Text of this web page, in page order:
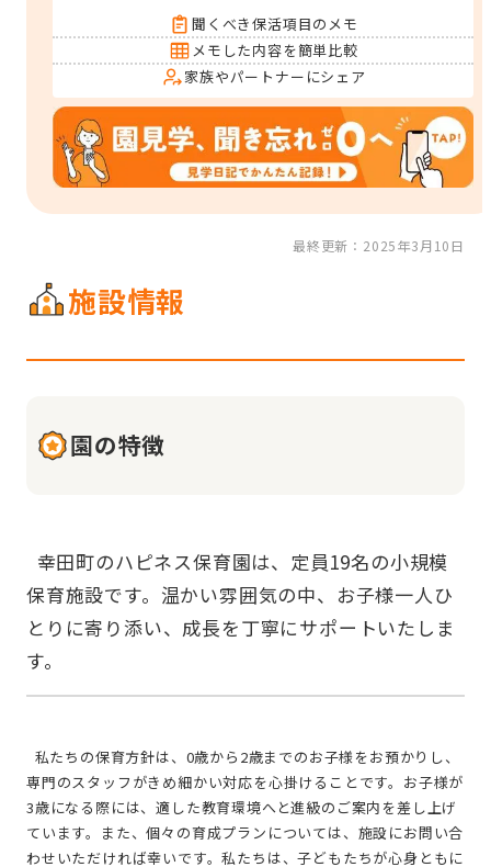
聞くべき保活項目のメモ
メモした内容を簡単比較
家族やパートナーにシェア
最終更新：2025年3月10日
施設情報
園の特徴
保育施設です。温かい雰囲気の中、お子様一人ひ
とりに寄り添い、成長を丁寧にサポートいたしま
専門のスタッフがきめ細かい対応を心掛けることです。お子様が
3歳になる際には、適した教育環境へと進級のご案内を差し上げ
ています。また、個々の育成プランについては、施設にお問い合
わせいただければ幸いです。私たちは、子どもたちが心身ともに